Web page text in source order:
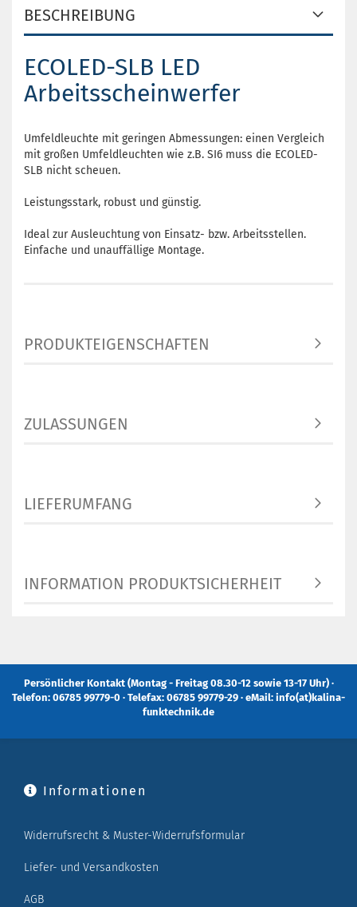
BESCHREIBUNG
ECOLED-SLB LED
Arbeitsscheinwerfer
Umfeldleuchte mit geringen Abmessungen: einen Vergleich
mit großen Umfeldleuchten wie z.B. SI6 muss die ECOLED-
SLB nicht scheuen.
Leistungsstark, robust und günstig.
Ideal zur Ausleuchtung von Einsatz- bzw. Arbeitsstellen.
Einfache und unauffällige Montage.
PRODUKTEIGENSCHAFTEN
ZULASSUNGEN
LIEFERUMFANG
INFORMATION PRODUKTSICHERHEIT
Persönlicher Kontakt (Montag - Freitag 08.30-12 sowie 13-17 Uhr) ·
Telefon: 06785 99779-0 · Telefax: 06785 99779-29 · eMail: info(at)kalina-
funktechnik.de
Informationen
Widerrufsrecht & Muster-Widerrufsformular
Liefer- und Versandkosten
AGB